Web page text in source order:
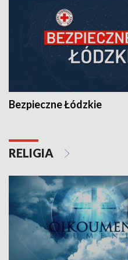
Bezpieczne Łódzkie
RELIGIA